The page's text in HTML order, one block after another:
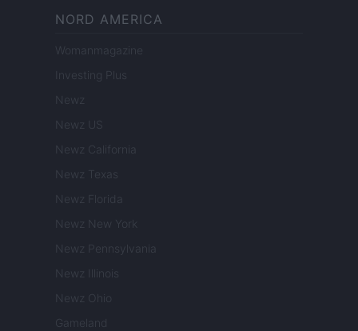
NORD AMERICA
Womanmagazine
Investing Plus
Newz
Newz US
Newz California
Newz Texas
Newz Florida
Newz New York
Newz Pennsylvania
Newz Illinois
Newz Ohio
Gameland